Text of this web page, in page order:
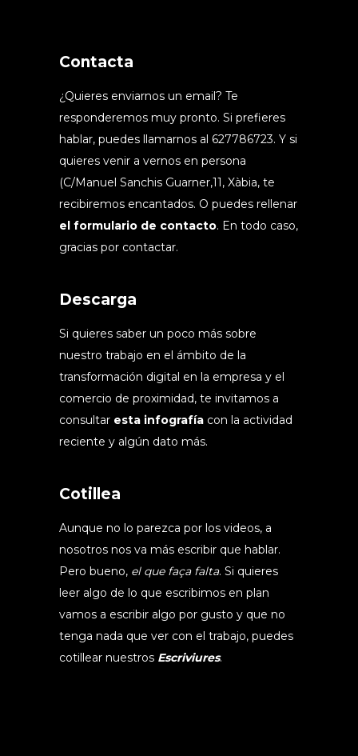
Contacta
¿Quieres enviarnos un email? Te
responderemos muy pronto. Si prefieres
hablar, puedes llamarnos al 627786723. Y si
quieres venir a vernos en persona
(C/Manuel Sanchis Guarner,11, Xàbia, te
recibiremos encantados. O puedes rellenar
el formulario de contacto. En todo caso,
gracias por contactar.
Descarga
Si quieres saber un poco más sobre
nuestro trabajo en el ámbito de la
transformación digital en la empresa y el
comercio de proximidad, te invitamos a
consultar esta infografía con la actividad
reciente y algún dato más.
Cotillea
Aunque no lo parezca por los videos, a
nosotros nos va más escribir que hablar.
Pero bueno, el que faça falta. Si quieres
leer algo de lo que escribimos en plan
vamos a escribir algo por gusto y que no
tenga nada que ver con el trabajo, puedes
cotillear nuestros Escriviures.